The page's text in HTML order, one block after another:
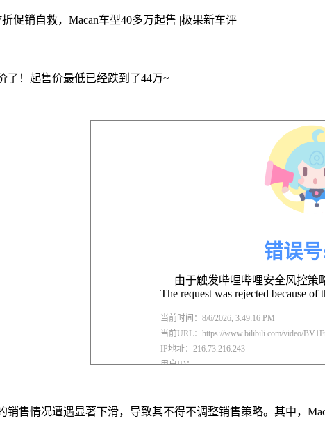
促销自救，Macan车型40多万起售 |极果新车评
了！起售价最低已经跌到了44万~
售情况遭遇显著下滑，导致其不得不调整销售策略。其中，